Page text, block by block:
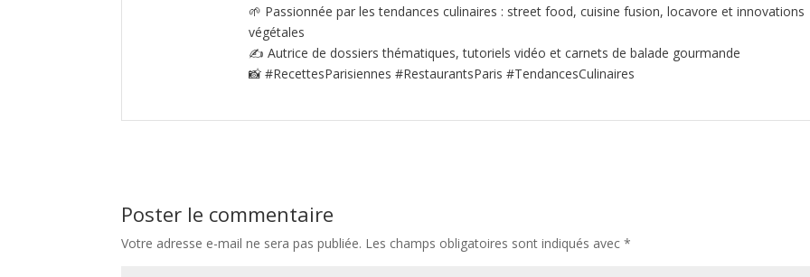
🌱 Passionnée par les tendances culinaires : street food, cuisine fusion, locavore et innovations
végétales
✍️ Autrice de dossiers thématiques, tutoriels vidéo et carnets de balade gourmande
📸 #RecettesParisiennes #RestaurantsParis #TendancesCulinaires
Poster le commentaire
Votre adresse e-mail ne sera pas publiée. Les champs obligatoires sont indiqués avec*